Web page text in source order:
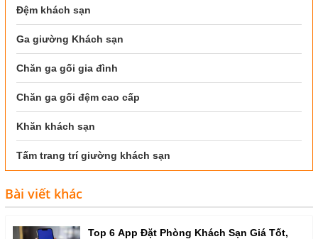
Đệm khách sạn
Ga giường Khách sạn
Chăn ga gối gia đình
Chăn ga gối đệm cao cấp
Khăn khách sạn
Tấm trang trí giường khách sạn
Bài viết khác
Top 6 App Đặt Phòng Khách Sạn Giá Tốt,